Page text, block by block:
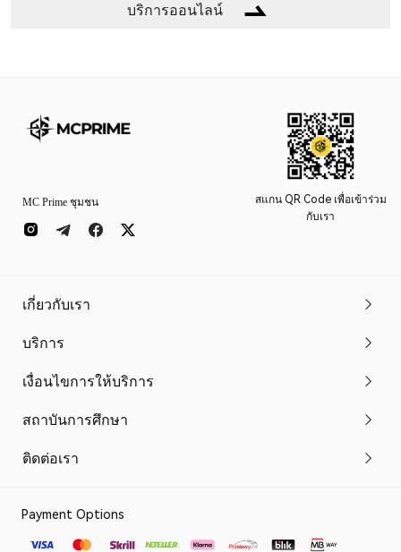
บริการออนไลน์
MC Prime ชุมชน
สแกน QR Code เพื่อเข้าร่วม
กับเรา
เกี่ยวกับเรา
บริการ
เงื่อนไขการให้บริการ
สถาบันการศึกษา
ติดต่อเรา
Payment Options